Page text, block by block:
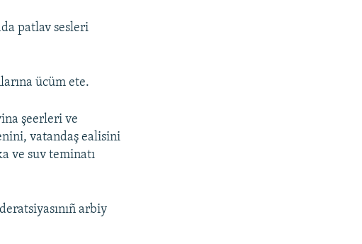
patlav sesleri
ücüm ete.
şeerleri ve
vatandaş ealisini
ve suv teminatı
arbiy